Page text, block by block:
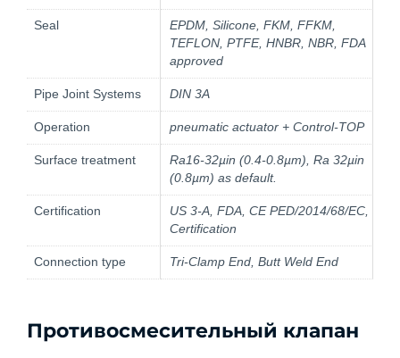
Seal
EPDM, Silicone, FKM, FFKM,
TEFLON, PTFE, HNBR, NBR, FDA
approved
Pipe Joint Systems DIN 3A
Operation pneumatic actuator + Control-TOP
Surface treatment
Ra16-32µin (0.4-0.8µm), Ra 32µin
(0.8µm) as default.
Certification
US 3-A, FDA, CE PED/2014/68/EC,
Certification
Connection type Tri-Clamp End, Butt Weld End
Противосмесительный клапан